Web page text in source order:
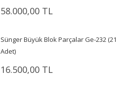
58.000,00 TL
Sünger Büyük Blok Parçalar Ge-232 (21
Adet)
16.500,00 TL